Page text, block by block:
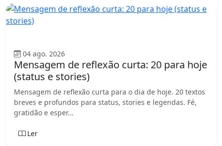
04 ago. 2026
Mensagem de reflexão curta: 20 para hoje
(status e stories)
Mensagem de reflexão curta para o dia de hoje. 20 textos
breves e profundos para status, stories e legendas. Fé,
gratidão e esper…
Ler